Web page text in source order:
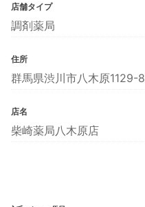
店舗タイプ
調剤薬局
住所
群馬県渋川市八木原1129-8
店名
柴崎薬局八木原店